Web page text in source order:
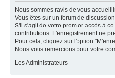
Nous sommes ravis de vous
Vous êtes sur un forum de
S'il s'agit de votre premier accès à
contributions. L'enregistrement ne
Pour cela, cliquez sur l'option
Nous vous remercions pour votre
Les Administrateurs